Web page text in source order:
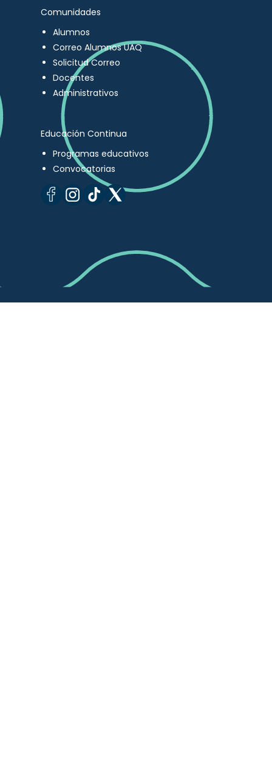
Comunidades
Alumnos
Correo Alumnos UAQ
Solicitud Correo
Docentes
Administrativos
Educación Continua
Programas educativos
Convocatorias